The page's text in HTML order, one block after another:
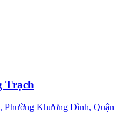
Trạch
Phường Khương Đình, Quận